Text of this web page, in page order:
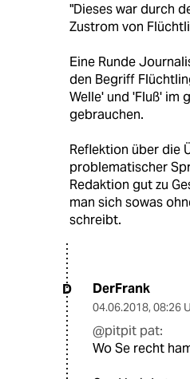
"Dieses war durch
Zustrom von
Eine Runde
den Begriff
Welle' und 'Fluß' im
gebrauchen.
Reflektion über die
problematischer
Redaktion gut zu
man sich sowas
schreibt.
D DerFrank
04.06.2018, 08:26
@pitpit pat:
Wo Se recht